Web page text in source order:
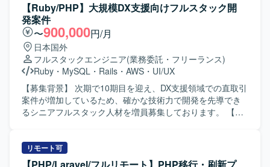
【Ruby/PHP】大規模DX支援向けフルスタック開
発案件
〜900,000円/月
日本国外
フルスタックエンジニア(業務委託・フリーランス)
Ruby ・ MySQL ・ Rails ・ AWS ・ UI/UX
【募集背景】 次期で10期目を迎え、DX支援領域での直取引
案件が増加しているため、確かな技術力で開発を先導でき
るシニアフルスタック人材を増員募集しております。 【作
ただきます。Ruby on Rails または PHP（Laravel）とAWS
等を用いたWebサービスの設計・開発を行っていただきま
リモート可